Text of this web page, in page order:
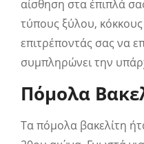
αίσθηση στα έπιπλά
τύπους ξύλου, κόκκους
επιτρέποντάς σας να
συμπληρώνει την
Πόμολα
Τα πόμολα βακελίτη